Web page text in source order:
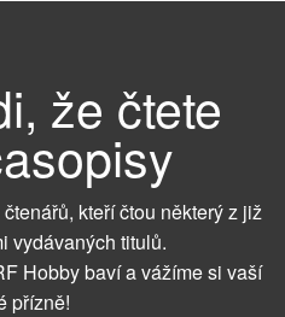
že čtete
kteří čtou některý z již
vydávaných titulů.
Hobby baví a vážíme si vaší
přízně!